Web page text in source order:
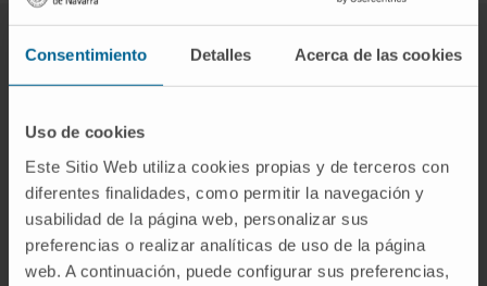
Consentimiento Detalles Acerca de las cookies
Uso de cookies
Este Sitio Web utiliza cookies propias y de terceros con
diferentes finalidades, como permitir la navegación y
usabilidad de la página web, personalizar sus
preferencias o realizar analíticas de uso de la página
web. A continuación, puede configurar sus preferencias,
Equipo de Oncología Médica y
Oncología de la Clínica Universidad de Navarra
Dr. Javier Aristu Mendióroz
Ver Curriculum